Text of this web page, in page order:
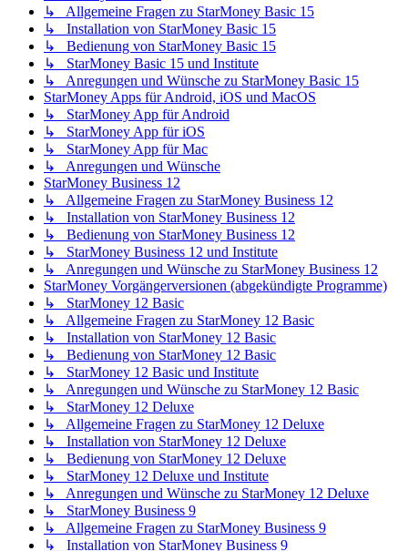
↳ Allgemeine Fragen zu StarMoney Basic 15
↳ Installation von StarMoney Basic 15
↳ Bedienung von StarMoney Basic 15
↳ StarMoney Basic 15 und Institute
↳ Anregungen und Wünsche zu StarMoney Basic 15
StarMoney Apps für Android, iOS und MacOS
↳ StarMoney App für Android
↳ StarMoney App für iOS
↳ StarMoney App für Mac
↳ Anregungen und Wünsche
StarMoney Business 12
↳ Allgemeine Fragen zu StarMoney Business 12
↳ Installation von StarMoney Business 12
↳ Bedienung von StarMoney Business 12
↳ StarMoney Business 12 und Institute
↳ Anregungen und Wünsche zu StarMoney Business 12
StarMoney Vorgängerversionen (abgekündigte Programme)
↳ StarMoney 12 Basic
↳ Allgemeine Fragen zu StarMoney 12 Basic
↳ Installation von StarMoney 12 Basic
↳ Bedienung von StarMoney 12 Basic
↳ StarMoney 12 Basic und Institute
↳ Anregungen und Wünsche zu StarMoney 12 Basic
↳ StarMoney 12 Deluxe
↳ Allgemeine Fragen zu StarMoney 12 Deluxe
↳ Installation von StarMoney 12 Deluxe
↳ Bedienung von StarMoney 12 Deluxe
↳ StarMoney 12 Deluxe und Institute
↳ Anregungen und Wünsche zu StarMoney 12 Deluxe
↳ StarMoney Business 9
↳ Allgemeine Fragen zu StarMoney Business 9
↳ Installation von StarMoney Business 9